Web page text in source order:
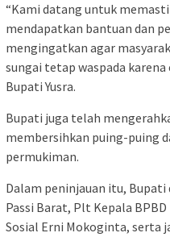
“Kami datang untuk
mendapatkan bantuan dan
mengingatkan agar
sungai tetap waspada
Bupati Yusra.
Bupati juga telah
membersihkan puing-puing
permukiman.
Dalam peninjauan itu,
Passi Barat, Plt Kepala
Sosial Erni Mokoginta, serta